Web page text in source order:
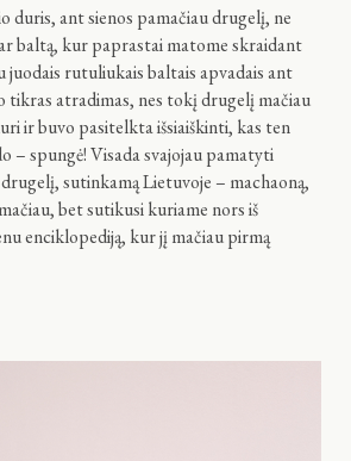
duris, ant sienos pamačiau drugelį, ne
baltą, kur paprastai matome skraidant
juodais rutuliukais baltais apvadais ant
tikras atradimas, nes tokį drugelį mačiau
ir buvo pasitelkta išsiaiškinti, kas ten
– spungė! Visada svajojau pamatyti
sutinkamą Lietuvoje – machaoną,
bet sutikusi kuriame nors iš
enciklopediją, kur jį mačiau pirmą